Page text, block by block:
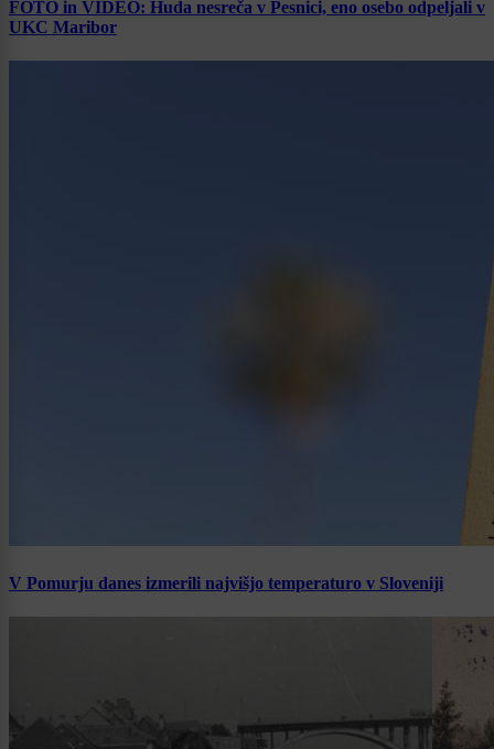
FOTO in VIDEO: Huda nesreča v Pesnici, eno osebo odpeljali v
UKC Maribor
V Pomurju danes izmerili najvišjo temperaturo v Sloveniji